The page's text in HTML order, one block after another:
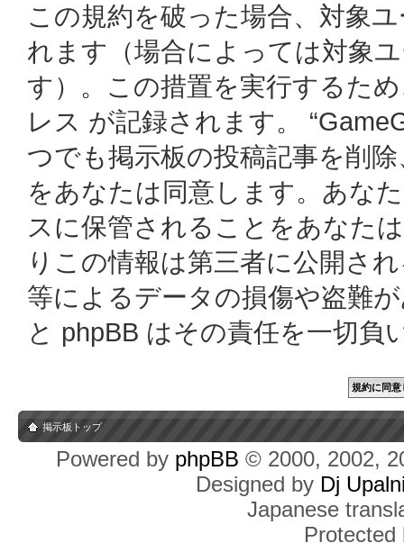
この規約を破った場合、対象
れます（場合によっては対象
す）。この措置を実行するた
レス が記録されます。
つでも掲示板の投稿記事を削
をあなたは同意します。あな
スに保管されることをあなた
りこの情報は第三者に公開さ
等によるデータの損傷や盗難
と phpBB はその責任を一切負
掲示板トップ
Powered by phpBB © 2000, 2002,
Designed by Dj
Japanese